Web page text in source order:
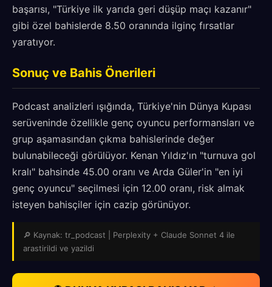
başarısı, "Türkiye ilk yarıda geri düşüp maçı kazanır"
gibi özel bahislerde 8.50 oranında ilginç fırsatlar
yaratıyor.
Sonuç ve Bahis Önerileri
Podcast analizleri ışığında, Türkiye'nin Dünya Kupası
serüveninde özellikle genç oyuncu performansları ve
grup aşamasından çıkma bahislerinde değer
bulunabileceği görülüyor. Kenan Yıldız'ın "turnuva gol
kralı" bahsinde 45.00 oranı ve Arda Güler'in "en iyi
genç oyuncu" seçilmesi için 12.00 oranı, risk almak
isteyen bahisçiler için cazip görünüyor.
🔎 Kaynak: tr_podcast | Perplexity + Claude Sonnet 4 ile
arastirildi ve yazildi